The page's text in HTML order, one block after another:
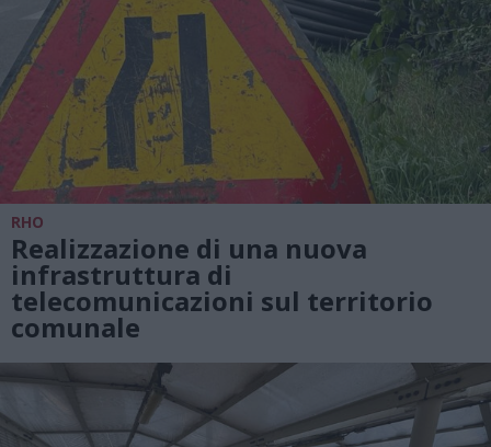
RHO
Realizzazione di una nuova
infrastruttura di
telecomunicazioni sul territorio
comunale